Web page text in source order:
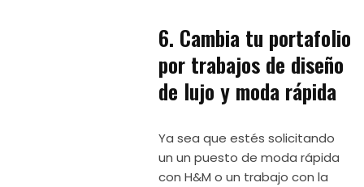
6. Cambia tu portafolio
por trabajos de diseño
de lujo y moda rápida
Ya sea que estés solicitando
un un puesto de moda rápida
con H&M o un trabajo con la